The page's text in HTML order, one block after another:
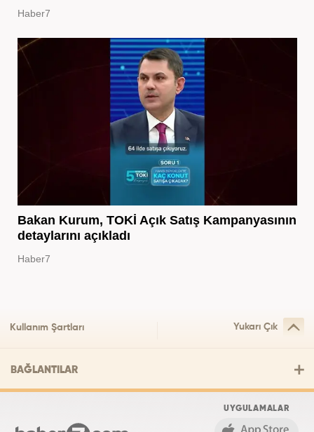
Haber7
Bakan Kurum, TOKİ Açık Satış Kampanyasının
detaylarını açıkladı
Haber7
Kullanım Şartları Yukarı Çık
BAĞLANTILAR
UYGULAMALAR